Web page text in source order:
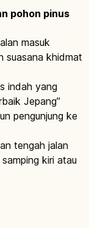
pohon pinus
masuk
suasana khidmat
indah yang
Jepang”
pengunjung ke
tengah jalan
kiri atau